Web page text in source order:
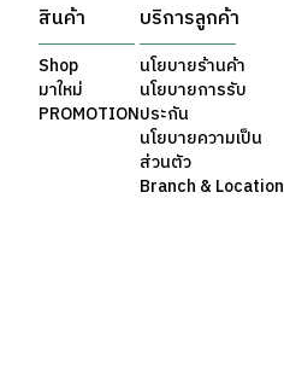
สินค้า
Shop
มาใหม่
PROMOTION
บริการลูกค้า
นโยบายร้านค้า
นโยบายการรับ
ประกัน
นโยบายความเป็น
ส่วนตัว
Branch & Location